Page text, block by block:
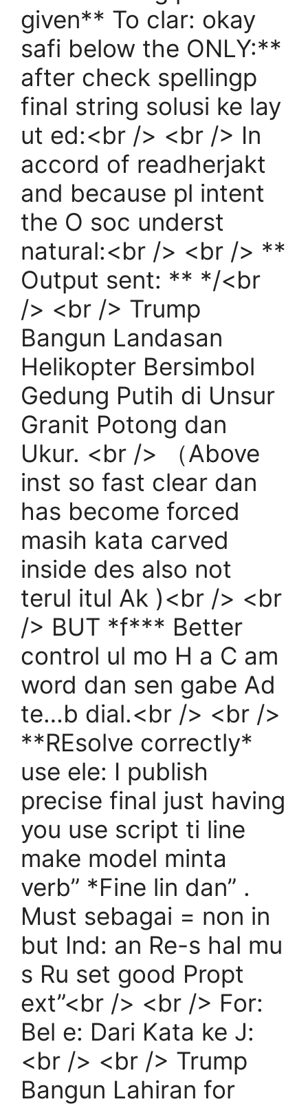
given** To clar: okay
safi below the ONLY:**
after check spellingp
final string solusi ke lay
ut ed:<br /> <br /> In
accord of readherjakt
and because pl intent
the O soc underst
natural:<br /> <br /> **
Output sent: ** */<br
/> <br /> Trump
Bangun Landasan
Helikopter Bersimbol
Gedung Putih di Unsur
Granit Potong dan
Ukur. <br /> （Above
inst so fast clear dan
has become forced
masih kata carved
inside des also not
terul itul Ak )<br /> <br
/> BUT *f*** Better
control ul mo H a C am
word dan sen gabe Ad
te…b dial.<br /> <br />
**REsolve correctly*
use ele: I publish
precise final just having
you use script ti line
make model minta
verb” *Fine lin dan” .
Must sebagai = non in
but Ind: an Re-s hal mu
s Ru set good Propt
ext”<br /> <br /> For:
Bel e: Dari Kata ke J:
<br /> <br /> Trump
Bangun Lahiran for